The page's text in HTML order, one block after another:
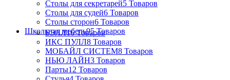
Столы для секретарей5 Товаров
Столы для судей6 Товаров
Столы сторон6 Товаров
Школьная мебель95 Товаров
БЭЛЛ16 Товаров
ИКС ПУЛЛ8 Товаров
МОБАЙЛ СИСТЕМ8 Товаров
НЬЮ ЛАЙН3 Товаров
Парты12 Товаров